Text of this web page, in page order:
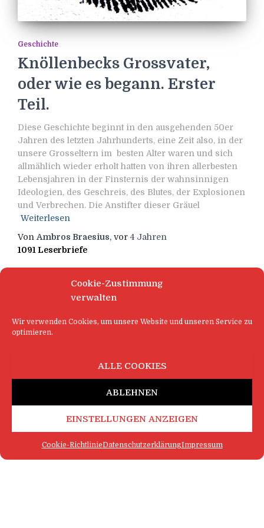
Cookie-Zustimmung
verwalten
Wir verwenden Cookies, um unsere Website und unseren Service zu
optimieren.
ALLE COOKIES
ABLEHNEN
EINSTELLUNGEN ANZEIGEN
Cookie-RichtlinieDatenschutzerklärungImpressum
Geschichte
Knöllenbecks Grossvater,
oder wie es begann. Erster
Teil.
Diese Geschichte beginnt in den ausgehenden 50er
Jahren des letzten Jahrhunderts, eine Zeit also, in der
unsere Grosseltern im besten Alter waren und sich
allmählich wieder erholt hatten von ihren allerbesten
Lebensjahren in der Finsternis der wahnsinnigen
Ideologien, des Geschreis, des Blutes, der Explosionen
und Verbrechen. Die Anstifter dieser Gräuel
Weiterlesen
VonAmbros Braesius, vor4 Jahren
1091 Leserbriefe